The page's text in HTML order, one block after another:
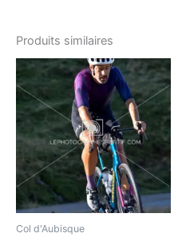
Produits similaires
Col d'Aubisque